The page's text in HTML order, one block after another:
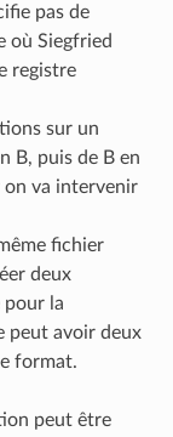
pas de
où Siegfried
registre
sur un
B, puis de B en
on va intervenir
fichier
deux
pour la
peut avoir deux
format.
peut être